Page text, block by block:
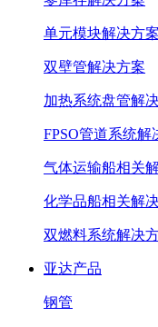
单元模块解决方案
双壁管解决方案
加热系统盘管解
FPSO管道系统解
气体运输船相关
化学品船相关解
双燃料系统解决
亚达产品
钢管